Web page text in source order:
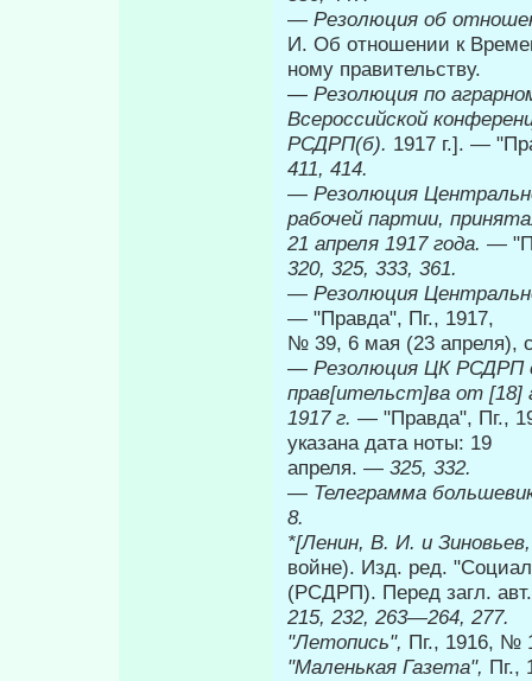
— Резолюция об
И. Об отношении к
ному правительству.
— Резолюция по
Всероссийской
РСДРП(б). 1917 г.]. —
411, 414.
— Резолюция
рабочей партии,
21 апреля 1917 года. —
320, 325, 333, 361.
— Резолюция
— "Правда", Пг., 1917,
№ 39, 6 мая (23 апреля),
— Резолюция ЦК РСДРП
прав[ительст]ва от [18]
1917 г. — "Правда", Пг.,
указана дата ноты: 19
апреля. — 325, 332.
— Телеграмма
8.
*[Ленин, В. И. и
войне). Изд. ред.
(РСДРП). Перед загл.
215, 232, 263—264, 277.
"Летопись", Пг., 1916, №
"Маленькая Газета", Пг.,